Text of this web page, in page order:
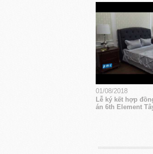
01/08/2018
Lễ ký kết hợp
án 6th Element